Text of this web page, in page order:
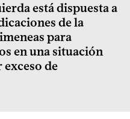
está dispuesta a
de la
para
en una situación
de